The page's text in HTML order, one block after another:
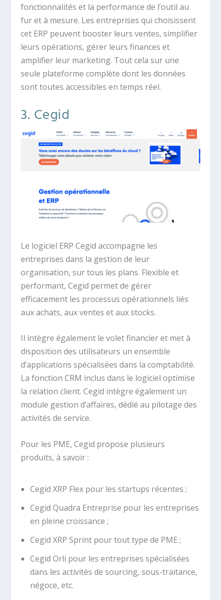
fonctionnalités et la performance de l’outil au
fur et à mesure. Les entreprises qui choisissent
cet ERP peuvent booster leurs ventes, simplifier
leurs opérations, gérer leurs finances et
amplifier leur marketing. Tout cela sur une
seule plateforme complète dont les données
sont toutes accessibles en temps réel.
3. Cegid
Le logiciel ERP Cegid accompagne les
entreprises dans la gestion de leur
organisation, sur tous les plans. Flexible et
performant, Cegid permet de gérer
efficacement les processus opérationnels liés
aux achats, aux ventes et aux stocks.
Il intègre également le volet financier et met à
disposition des utilisateurs un ensemble
d’applications spécialisées dans la comptabilité.
La fonction CRM inclus dans le logiciel optimise
la relation client. Cegid intègre également un
module gestion d’affaires, dédié au pilotage des
activités de service.
Pour les PME, Cegid propose plusieurs
produits, à savoir :
Cegid XRP Flex pour les startups récentes ;
Cegid Quadra Entreprise pour les entreprises
en pleine croissance ;
Cegid XRP Sprint pour tout type de PME ;
Cegid Orli pour les entreprises spécialisées
dans les activités de sourcing, sous-traitance,
négoce, etc.